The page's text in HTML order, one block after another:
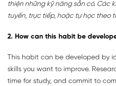
thiện những kỹ năng sẵn có. Các
tuyến, trực tiếp, hoặc tự học theo
2. How can this habit be
This habit can be developed by
skills you want to improve.
time for study, and commit to